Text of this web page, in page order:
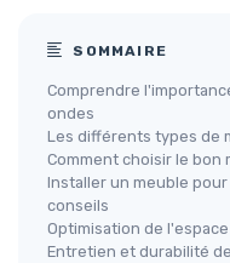
SOMMAIRE
Comprendre
ondes
Les différents types de
Comment choisir le bon
Installer un meuble
conseils
Optimisation de
Entretien et durabilité